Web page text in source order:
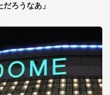
ろうなあ」